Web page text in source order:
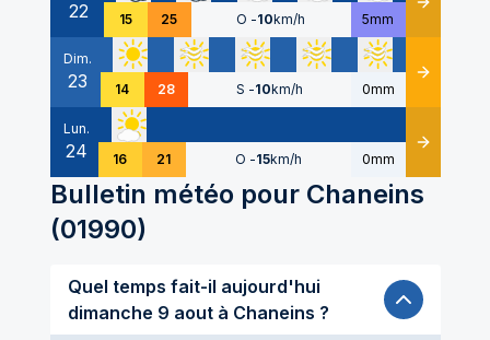
22 15 25 O -10km/h 5mm Détails
Dim.
23 14 28 S -10km/h 0mm Détails
Lun.
24 16 21 O -15km/h 0mm Détails
Bulletin météo pour Chaneins
(01990)
Quel temps fait-il aujourd'hui
dimanche 9 aout à Chaneins ?